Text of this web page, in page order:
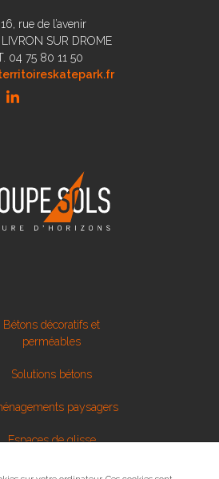
rue de l’avenir
SUR DROME
04 75 80 11 50
LinkedIn
Bétons décoratifs et
perméables
Solutions bétons
paysagers
Espaces de glisse
Pierre naturelle